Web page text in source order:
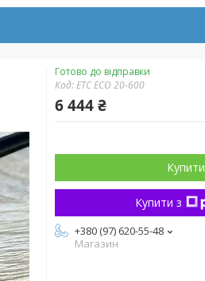
Готово до відправки
Код:ETC ECO 20-600
6 444 ₴
Купити
Купити з
+380 (97) 620-55-48
Магазин